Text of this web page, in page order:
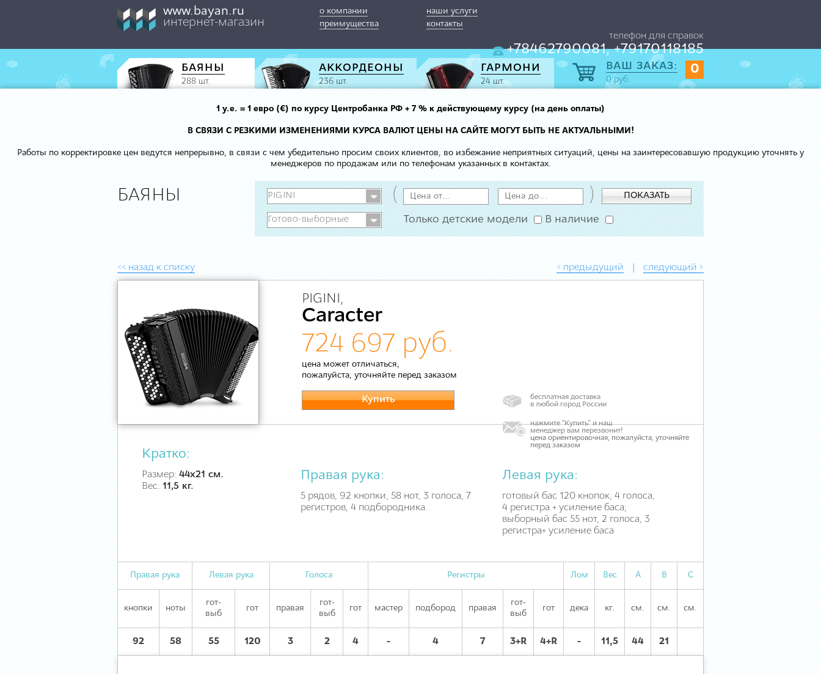
www.bayan.ru
интернет-магазин
о компании
наши услуги
преимущества
контакты
телефон для справок
+78462790081, +79170118185
БАЯНЫ
288 шт.
АККОРДЕОНЫ
236 шт.
ГАРМОНИ
24 шт.
0
ВАШ ЗАКАЗ:
0руб.
1 у.е. = 1 евро (€) по курсу Центробанка РФ + 7 % к действующему курсу (на день оплаты)
В СВЯЗИ С РЕЗКИМИ ИЗМЕНЕНИЯМИ КУРСА ВАЛЮТ ЦЕНЫ НА САЙТЕ МОГУТ БЫТЬ НЕ АКТУАЛЬНЫМИ!
Работы по корректировке цен ведутся непрерывно, в связи с чем убедительно просим своих клиентов, во избежание неприятных ситуаций, цены на заинтересовавшую продукцию уточнять у
менеджеров по продажам или по телефонам указанных в контактах.
БАЯНЫ ( ) ПОКАЗАТЬ
Только детские модели В наличие
<< назад к списку < предыдущий | следующий >
PIGINI,
Caracter
724 697 руб.
цена может отличаться,
пожалуйста, уточняйте перед заказом
Купить
бесплатная доставка
в любой город России
нажмите “Купить” и наш
менеджер вам перезвонит!
цена ориентировочная, пожалуйста, уточняйте
перед заказом
Кратко:
Размер: 44х21 см.
Вес: 11,5 кг.
Правая рука:
5 рядов, 92 кнопки, 58 нот, 3 голоса, 7
регистров, 4 подбородника.
Левая рука:
готовый бас 120 кнопок, 4 голоса,
4 регистра + усиление баса;
выборный бас 55 нот, 2 голоса, 3
регистра+ усиление баса
Правая рука Левая рука Голоса Регистры Лом Вес А В С
кнопки ноты
гот-
выб
гот правая
гот-
выб
гот мастер подбород правая
гот-
выб
гот дека кг. см. см. см.
92 58 55 120 3 2 4 - 4 7 3+R 4+R - 11,5 44 21